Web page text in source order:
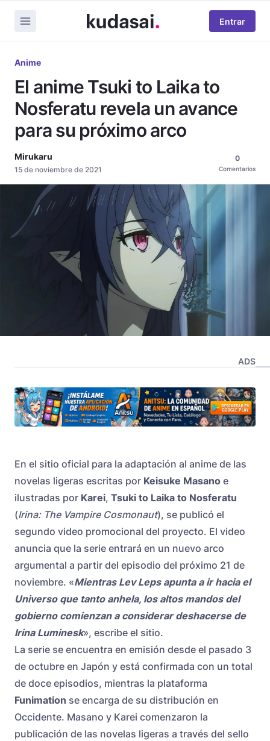
Entrar
Anime
El anime Tsuki to Laika to
Nosferatu revela un avance
para su próximo arco
Mirukaru
15 de noviembre de 2021
0
Comentarios
ADS
En el sitio oficial para la adaptación al anime de las
novelas ligeras escritas por Keisuke Masano e
ilustradas por Karei, Tsuki to Laika to Nosferatu
(Irina: The Vampire Cosmonaut), se publicó el
segundo video promocional del proyecto. El video
anuncia que la serie entrará en un nuevo arco
argumental a partir del episodio del próximo 21 de
noviembre. «Mientras Lev Leps apunta a ir hacia el
Universo que tanto anhela, los altos mandos del
gobierno comienzan a considerar deshacerse de
Irina Luminesk», escribe el sitio.
La serie se encuentra en emisión desde el pasado 3
de octubre en Japón y está confirmada con un total
de doce episodios, mientras la plataforma
Funimation se encarga de su distribución en
Occidente. Masano y Karei comenzaron la
publicación de las novelas ligeras a través del sello